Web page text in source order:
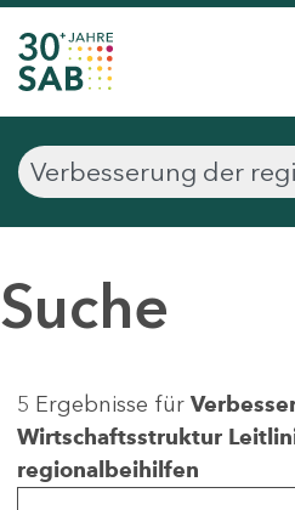
Suche
5 Ergebnisse für
Wirtschaftsstruktur
regionalbeihilfen